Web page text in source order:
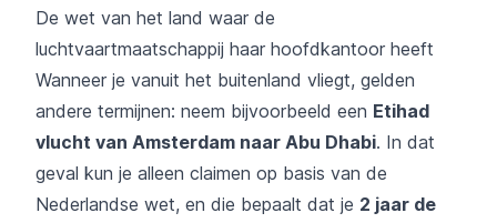
De wet van het land waar de
luchtvaartmaatschappij haar hoofdkantoor heeft
Wanneer je vanuit het buitenland vliegt, gelden
andere termijnen: neem bijvoorbeeld een Etihad
vlucht van Amsterdam naar Abu Dhabi. In dat
geval kun je alleen claimen op basis van de
Nederlandse wet, en die bepaalt dat je 2 jaar de